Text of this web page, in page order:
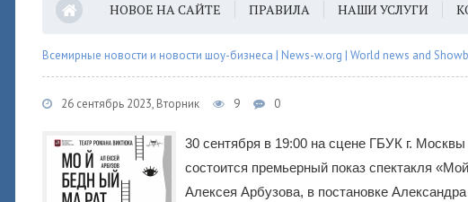
НОВОЕ НА САЙТЕ ПРАВИЛА НАШИ УСЛУГИ
Всемирные новости и новости шоу-бизнеса | News-w.org | World news and
26 сентябрь 2023, Вторник 9 0
30 сентября в 19:00 на сцене ГБУК г.
состоится премьерный показ спектакля
Алексея Арбузова, в постановке